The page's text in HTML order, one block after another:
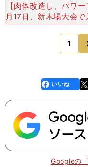
【肉体改造し、パワ
月17日、新木場大会
ルシュガーラビッツ
ンセスタッグ王座の
1
faceboo
k
いいね
Googleの